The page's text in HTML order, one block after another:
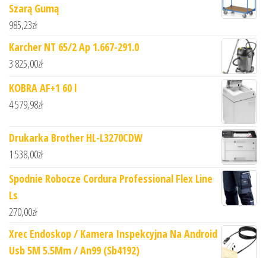
Szarą Gumą
985,23zł
Karcher NT 65/2 Ap 1.667-291.0
3 825,00zł
KOBRA AF+1 60 l
4 579,98zł
Drukarka Brother HL-L3270CDW
1 538,00zł
Spodnie Robocze Cordura Professional Flex Line
Ls
270,00zł
Xrec Endoskop / Kamera Inspekcyjna Na Android
Usb 5M 5.5Mm / An99 (Sb4192)